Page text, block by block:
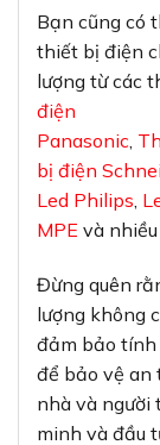
Bạn cũng có
thiết bị điện
lượng từ các
điện
Panasonic,
bị điện
Led Philips,
MPE và
Đừng quên
lượng không
đảm bảo tính
để bảo vệ an
nhà và người
minh và đầu